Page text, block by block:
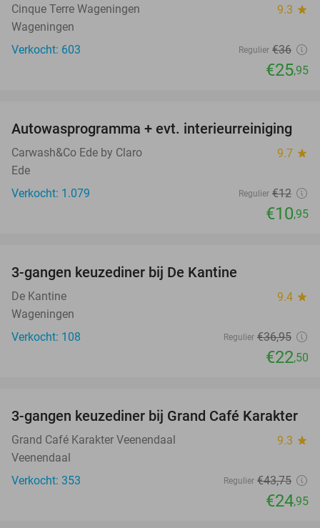
Cinque Terre Wageningen 9.3 star
Wageningen
Verkocht: 603
Regulier €36
€25,95
9%
Autowasprogramma + evt. interieurreiniging
Carwash&Co Ede by Claro 9.7 star
Ede
Verkocht: 1.079
Regulier €12
€10,95
3-gangen keuzediner bij De Kantine
De Kantine 9.4 star
Wageningen
Verkocht: 108
Regulier €36,95
€22,50
43%
3-gangen keuzediner bij Grand Café Karakter
Grand Café Karakter Veenendaal 9.3 star
Veenendaal
Verkocht: 353
Regulier €43,75
€24,95